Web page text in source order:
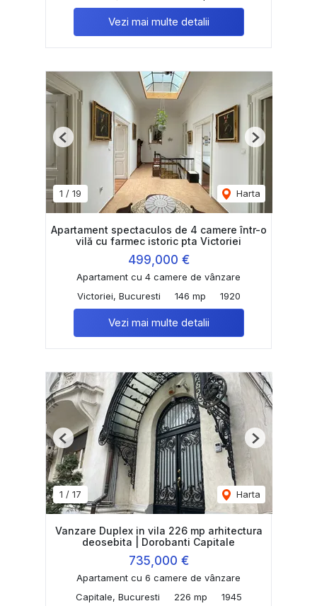
Vezi mai multe detalii
1 / 19 Harta
Previous Next
Apartament spectaculos de 4 camere într-o
vilă cu farmec istoric pta Victoriei
499,000 €
Apartament cu 4 camere de vânzare
Victoriei, Bucuresti
146 mp 1920
Vezi mai multe detalii
1 / 17 Harta
Previous Next
Vanzare Duplex in vila 226 mp arhitectura
deosebita | Dorobanti Capitale
735,000 €
Apartament cu 6 camere de vânzare
Capitale, Bucuresti
226 mp 1945